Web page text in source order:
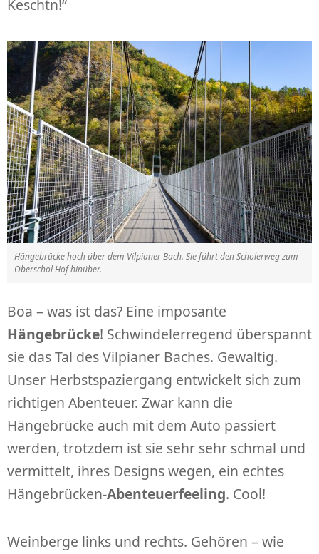
Keschtn!“
Hängebrücke hoch über dem Vilpianer Bach. Sie führt den Scholerweg zum
Oberschol Hof hinüber.
Boa – was ist das? Eine imposante
Hängebrücke! Schwindelerregend überspannt
sie das Tal des Vilpianer Baches. Gewaltig.
Unser Herbstspaziergang entwickelt sich zum
richtigen Abenteuer. Zwar kann die
Hängebrücke auch mit dem Auto passiert
werden, trotzdem ist sie sehr sehr schmal und
vermittelt, ihres Designs wegen, ein echtes
Hängebrücken-Abenteuerfeeling. Cool!
Weinberge links und rechts. Gehören – wie